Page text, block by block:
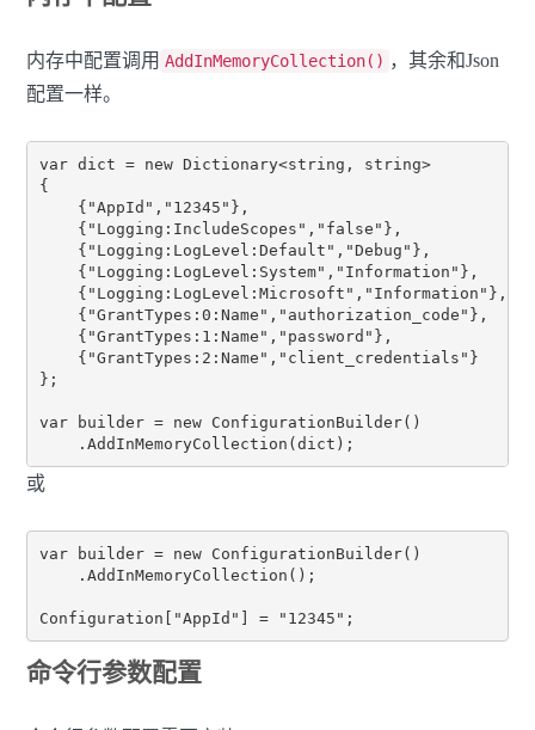
内存中配置调用 AddInMemoryCollection() ，其余和Json
配置一样。
var dict = new Dictionary<string, string>
{
    {"AppId","12345"},
    {"Logging:IncludeScopes","false"},
    {"Logging:LogLevel:Default","Debug"},
    {"Logging:LogLevel:System","Information"},
    {"Logging:LogLevel:Microsoft","Information"},
    {"GrantTypes:0:Name","authorization_code"},
    {"GrantTypes:1:Name","password"},
    {"GrantTypes:2:Name","client_credentials"}
};
var builder = new ConfigurationBuilder()
或
var builder = new ConfigurationBuilder()
    .AddInMemoryCollection();
命令行参数配置